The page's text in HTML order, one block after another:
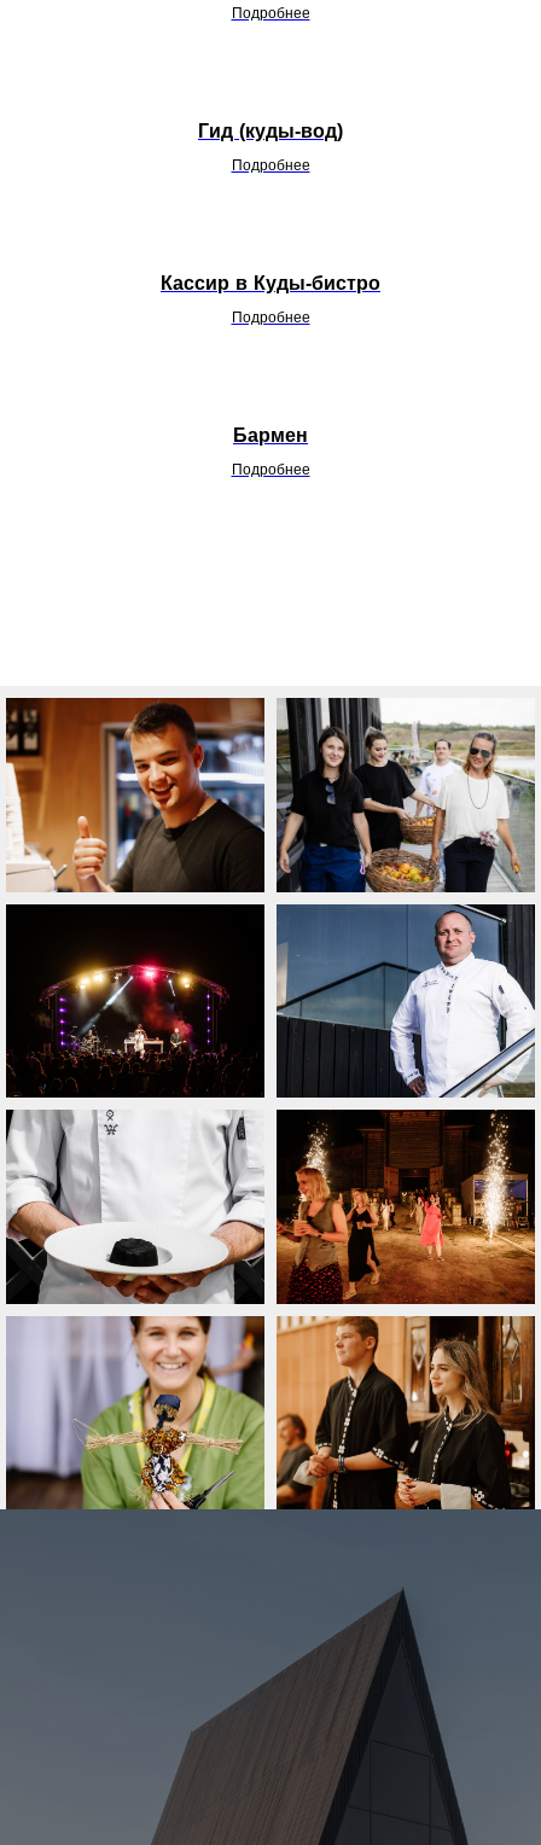
Подробнее
Гид (куды-вод)
Подробнее
Кассир в Куды-бистро
Подробнее
Бармен
Подробнее